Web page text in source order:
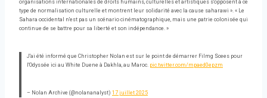
organisations internationales de droits humains, culturelles et artistiques s'opposent à ce
type de normalisation culturelle et montrent leur solidarité avec la cause saharawi ». « Le
Sahara occidental n'est pas un scénario cinématographique, mais une patrie colonisée qui
continue de se battre pour sa liberté et son indépendance. »
J'ai été informé que Christopher Nolan est sur le point de démarrer Filmg Scees pour
l'Odyssée ici au White Duene à Dakhla, au Maroc. pic.twitter.com/mpaed0epzm
– Nolan Archive (@nolananalyst) 17 juillet 2025